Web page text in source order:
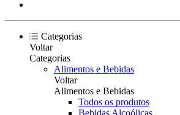
Categorias
Voltar
Categorias
Alimentos e Bebidas
Voltar
Alimentos e Bebidas
Todos os produtos
Bebidas Alcoólicas